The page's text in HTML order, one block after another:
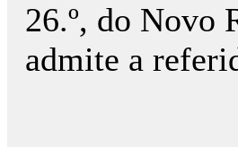
26.º, do Novo
admite a